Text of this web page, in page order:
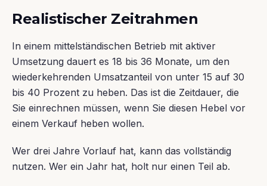
Realistischer Zeitrahmen
In einem mittelständischen Betrieb mit aktiver
Umsetzung dauert es 18 bis 36 Monate, um den
wiederkehrenden Umsatzanteil von unter 15 auf 30
bis 40 Prozent zu heben. Das ist die Zeitdauer, die
Sie einrechnen müssen, wenn Sie diesen Hebel vor
einem Verkauf heben wollen.
Wer drei Jahre Vorlauf hat, kann das vollständig
nutzen. Wer ein Jahr hat, holt nur einen Teil ab.